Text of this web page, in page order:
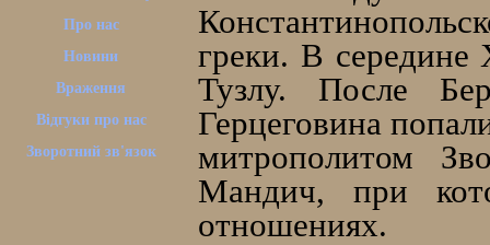
Про нас
Новини
Враження
Відгуки про нас
Зворотний зв'язок
греки. В
Тузлу. После
Герцеговина
митрополитом
Мандич, при
отношениях.